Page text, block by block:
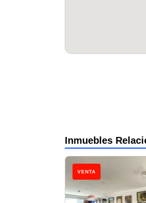
Inmuebles
VENTA